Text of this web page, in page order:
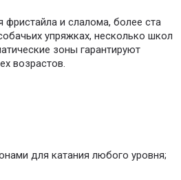
и слалома, более ста
упряжках, несколько школ
зоны гарантируют
возрастов.
для катания любого уровня;